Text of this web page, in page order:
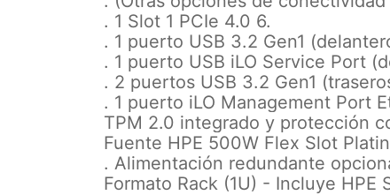
. 1 Slot 1 PCIe 4.0 6.
. 1 puerto USB 3.2 Gen1
. 1 puerto USB iLO Service Port
. 2 puertos USB 3.2 Gen1
. 1 puerto iLO Management Port
TPM 2.0 integrado y protección
Fuente HPE 500W Flex Slot
. Alimentación redundante
Formato Rack (1U) - Incluye HPE